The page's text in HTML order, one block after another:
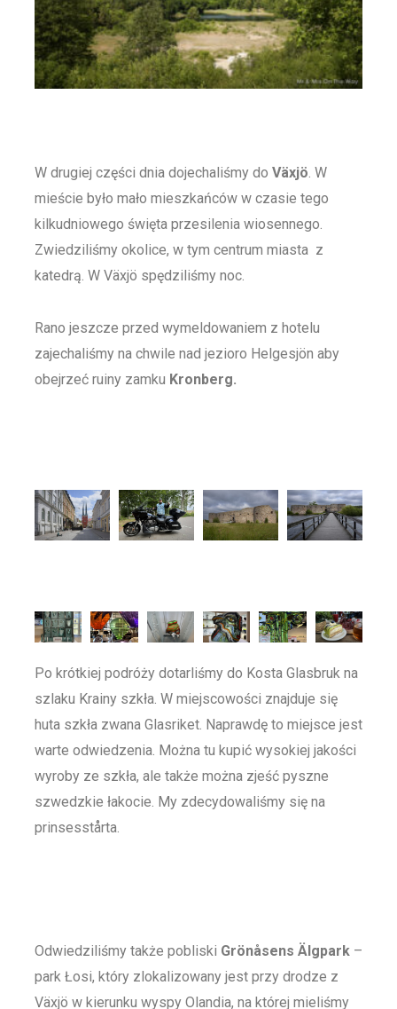
W drugiej części dnia dojechaliśmy do Växjö. W
mieście było mało mieszkańców w czasie tego
kilkudniowego święta przesilenia wiosennego.
Zwiedziliśmy okolice, w tym centrum miasta z
katedrą. W Växjö spędziliśmy noc.
Rano jeszcze przed wymeldowaniem z hotelu
zajechaliśmy na chwile nad jezioro Helgesjön aby
obejrzeć ruiny zamku Kronberg.
Po krótkiej podróży dotarliśmy do Kosta Glasbruk na
szlaku Krainy szkła. W miejscowości znajduje się
huta szkła zwana Glasriket. Naprawdę to miejsce jest
warte odwiedzenia. Można tu kupić wysokiej jakości
wyroby ze szkła, ale także można zjeść pyszne
szwedzkie łakocie. My zdecydowaliśmy się na
prinsesstårta.
Odwiedziliśmy także pobliski Grönåsens Älgpark –
park Łosi, który zlokalizowany jest przy drodze z
Växjö w kierunku wyspy Olandia, na której mieliśmy